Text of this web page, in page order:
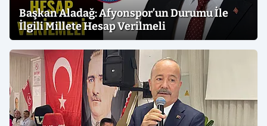
Başkan Aladağ: Afyonspor’un Durumu İle
İlgili Millete Hesap Verilmeli